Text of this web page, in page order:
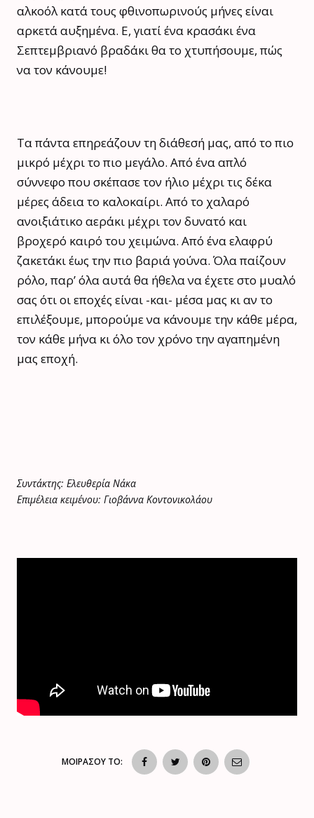
αλκοόλ κατά τους φθινοπωρινούς μήνες είναι
αρκετά αυξημένα. Ε, γιατί ένα κρασάκι ένα
Σεπτεμβριανό βραδάκι θα το χτυπήσουμε, πώς
να τον κάνουμε!
Τα πάντα επηρεάζουν τη διάθεσή μας, από το πιο
μικρό μέχρι το πιο μεγάλο. Από ένα απλό
σύννεφο που σκέπασε τον ήλιο μέχρι τις δέκα
μέρες άδεια το καλοκαίρι. Από το χαλαρό
ανοιξιάτικο αεράκι μέχρι τον δυνατό και
βροχερό καιρό του χειμώνα. Από ένα ελαφρύ
ζακετάκι έως την πιο βαριά γούνα. Όλα παίζουν
ρόλο, παρ’ όλα αυτά θα ήθελα να έχετε στο μυαλό
σας ότι οι εποχές είναι -και- μέσα μας κι αν το
επιλέξουμε, μπορούμε να κάνουμε την κάθε μέρα,
τον κάθε μήνα κι όλο τον χρόνο την αγαπημένη
μας εποχή.
Συντάκτης: Ελευθερία Νάκα
Επιμέλεια κειμένου: Γιοβάννα Κοντονικολάου
ΜΟΙΡΑΣΟΥ ΤΟ: